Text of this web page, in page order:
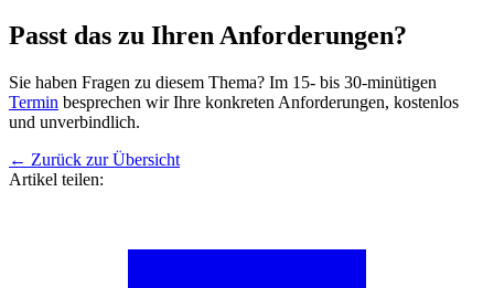
Passt das zu Ihren Anforderungen?
Sie haben Fragen zu diesem Thema? Im 15- bis 30-minütigen
Termin besprechen wir Ihre konkreten Anforderungen, kostenlos
und unverbindlich.
← Zurück zur Übersicht
Artikel teilen: